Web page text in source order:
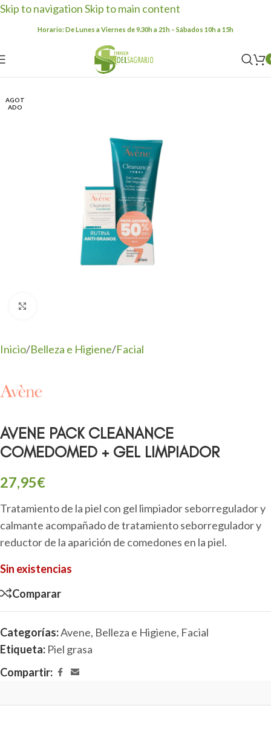
Skip to navigationSkip to main content
Horario: De Lunes a Viernes de 9.30h a 21h – Sábados 10h a 15h
AGOT
ADO
Inicio/Belleza e Higiene/Facial
AVENE PACK CLEANANCE
COMEDOMED + GEL LIMPIADOR
27,95€
Tratamiento de la piel con gel limpiador seborregulador y
calmante acompañado de tratamiento seborregulador y
reductor de la aparición de comedones en la piel.
Sin existencias
Comparar
Categorías:Avene, Belleza e Higiene, Facial
Etiqueta: Piel grasa
Compartir: